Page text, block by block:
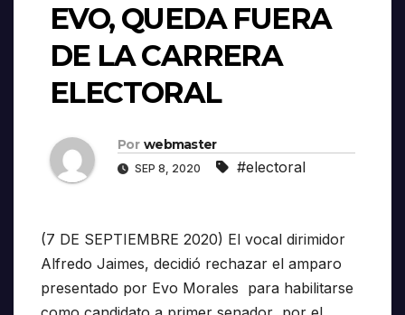
EVO, QUEDA FUERA
DE LA CARRERA
ELECTORAL
Por webmaster
SEP 8, 2020 #electoral
(7 DE SEPTIEMBRE 2020) El vocal dirimidor
Alfredo Jaimes, decidió rechazar el amparo
presentado por Evo Morales para habilitarse